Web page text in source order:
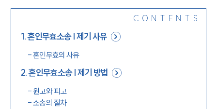
CONTENTS
1.혼인무효소송 | 제기 사유
-혼인무효의 사유
2.혼인무효소송 | 제기 방법
- 원고와 피고
-소송의 절차